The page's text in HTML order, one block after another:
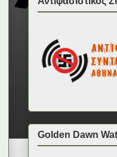
Golden Dawn